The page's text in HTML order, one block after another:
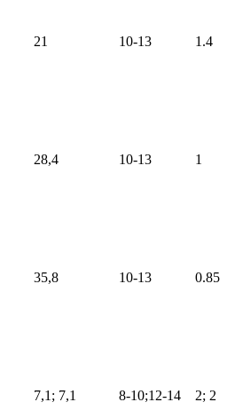
21 10-13 1.4
28,4 10-13 1
35,8 10-13 0.85
7,1; 7,1 8-10;12-14 2; 2